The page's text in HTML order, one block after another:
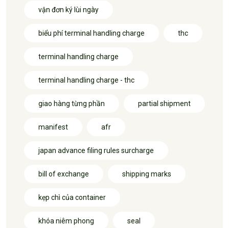
vận đơn ký lùi ngày
biểu phí terminal handling charge thc
terminal handling charge
terminal handling charge - thc
giao hàng từng phần partial shipment
manifest afr
japan advance filing rules surcharge
bill of exchange shipping marks
kẹp chì của container
khóa niêm phong seal